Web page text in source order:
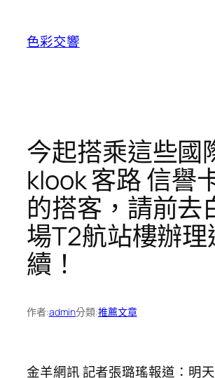
色彩交響
今起搭乘這些國
klook 客路 信譽
的搭客，請前去
場T2航站樓辦
續！
作者:admin分類:推薦文章
金羊網訊 記者張璐瑤報道：明